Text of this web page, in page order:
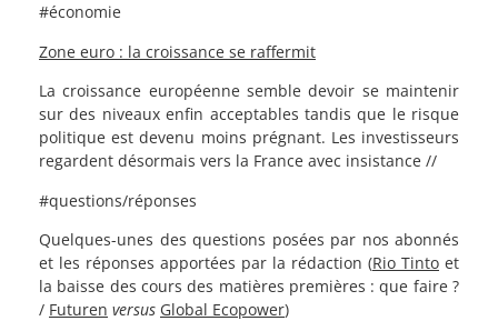
#économie
Zone euro : la croissance se raffermit
La croissance européenne semble devoir se maintenir
sur des niveaux enfin acceptables tandis que le risque
politique est devenu moins prégnant. Les investisseurs
regardent désormais vers la France avec insistance //
#questions/réponses
Quelques-unes des questions posées par nos abonnés
et les réponses apportées par la rédaction (Rio Tinto et
la baisse des cours des matières premières : que faire ?
/ Futuren versus Global Ecopower)